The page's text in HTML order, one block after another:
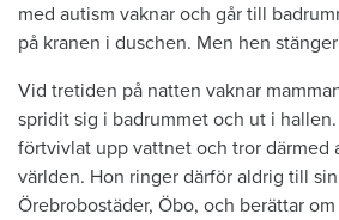
med autism vaknar och går till
på kranen i duschen. Men hen
Vid tretiden på natten vaknar
spridit sig i badrummet och ut i
förtvivlat upp vattnet och tror därmed
världen. Hon ringer därför aldrig till
Örebrobostäder, Öbo, och berättar